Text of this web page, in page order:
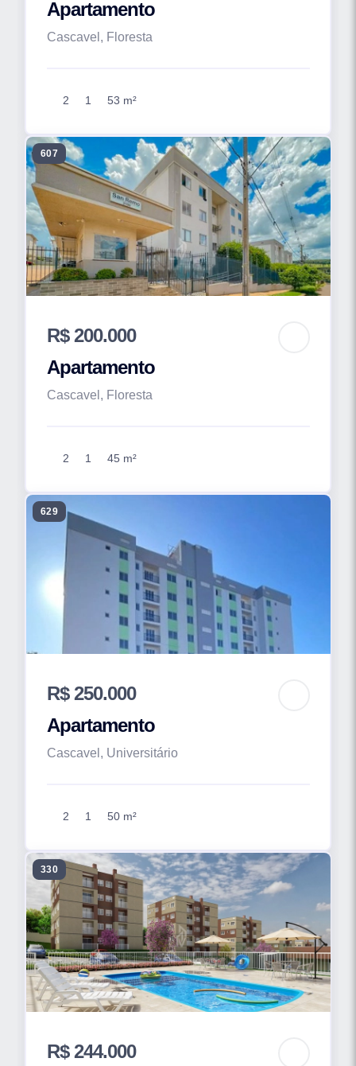
Apartamento
Cascavel, Floresta
2 1 53 m²
607
R$ 200.000
Apartamento
Cascavel, Floresta
2 1 45 m²
629
R$ 250.000
Apartamento
Cascavel, Universitário
2 1 50 m²
330
R$ 244.000